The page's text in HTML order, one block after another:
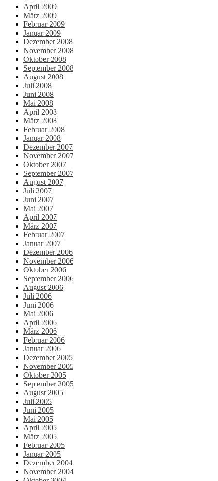
April 2009
März 2009
Februar 2009
Januar 2009
Dezember 2008
November 2008
Oktober 2008
September 2008
August 2008
Juli 2008
Juni 2008
Mai 2008
April 2008
März 2008
Februar 2008
Januar 2008
Dezember 2007
November 2007
Oktober 2007
September 2007
August 2007
Juli 2007
Juni 2007
Mai 2007
April 2007
März 2007
Februar 2007
Januar 2007
Dezember 2006
November 2006
Oktober 2006
September 2006
August 2006
Juli 2006
Juni 2006
Mai 2006
April 2006
März 2006
Februar 2006
Januar 2006
Dezember 2005
November 2005
Oktober 2005
September 2005
August 2005
Juli 2005
Juni 2005
Mai 2005
April 2005
März 2005
Februar 2005
Januar 2005
Dezember 2004
November 2004